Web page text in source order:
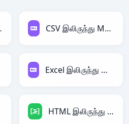
CSV இலிருந்து Markdown
Excel இலிருந்து Markdown
HTML இலிருந்து DAX